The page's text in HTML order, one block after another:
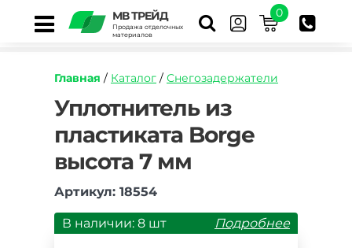
МВ ТРЕЙД
Продажа отделочных
материалов
0
Главная / Каталог / Снегозадержатели
https://mvtrade.ru/images/id/normal/uplotnitel-
iz-
plastikata-
borge-
vysota-
mm.jpg
Уплотнитель из
пластиката Borge
высота 7 мм
Артикул: 18554
В наличии: 8 шт Подробнее